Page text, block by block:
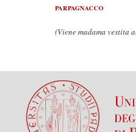
PARPAGNACCO
Brutta
(Viene madama vestita